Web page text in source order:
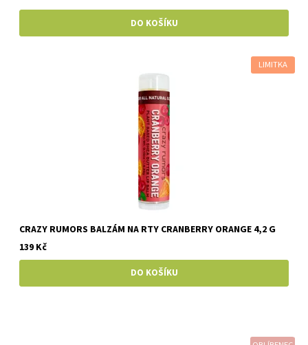
LIMITKA
CRAZY RUMORS BALZÁM NA RTY CRANBERRY ORANGE 4,2 G
139 Kč